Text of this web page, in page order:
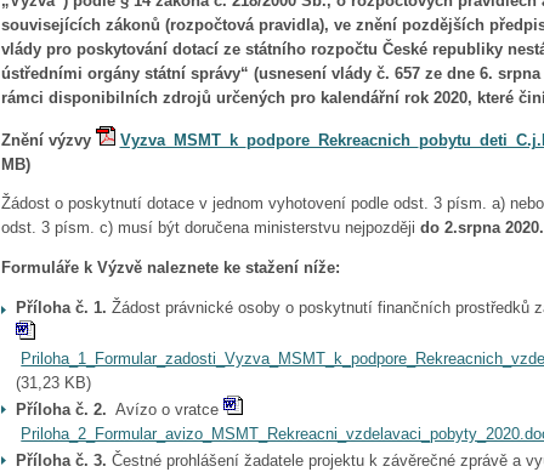
souvisejících zákonů (rozpočtová pravidla), ve znění pozdějších
vlády pro poskytování dotací ze státního rozpočtu České republiky
ústředními orgány státní správy“ (usnesení vlády č. 657 ze dne 6.
rámci disponibilních zdrojů určených pro kalendářní rok 2020, které
Znění výzvy
MB)
Žádost o poskytnutí dotace v jednom vyhotovení podle odst. 3 písm. a)
odst. 3 písm. c) musí být doručena ministerstvu nejpozději do 2.srpna 2020.
Formuláře k Výzvě naleznete ke stažení níže:
Příloha č. 1. Žádost právnické osoby o poskytnutí finančních prostředků
(31,23 KB)
Příloha č. 2. Avízo o vratce
Příloha č. 3. Čestné prohlášení žadatele projektu k závěrečné zprávě a